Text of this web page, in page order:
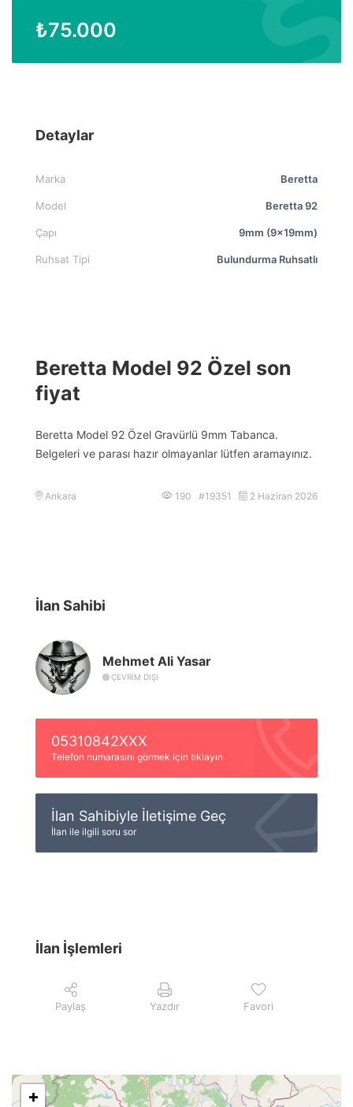
₺75.000
Detaylar
Marka Beretta
Model Beretta 92
Çapı 9mm (9x19mm)
Ruhsat Tipi Bulundurma Ruhsatlı
Beretta Model 92 Özel son
fiyat
Beretta Model 92 Özel Gravürlü 9mm Tabanca.
Belgeleri ve parası hazır olmayanlar lütfen aramayınız.
Ankara 190 #19351 2 Haziran 2026
İlan Sahibi
Mehmet Ali Yasar
ÇEVRIM DIŞI
05310842XXX
Telefon numarasını görmek için tıklayın
İlan Sahibiyle İletişime Geç
İlan ile ilgili soru sor
İlan İşlemleri
Paylaş Yazdır Favori
+